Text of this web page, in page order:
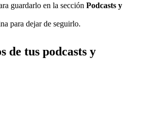
guardarlo en la sección Podcasts y
para dejar de seguirlo.
de tus podcasts y